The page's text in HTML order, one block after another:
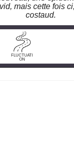
mais cette fois
costaud.
FLUCTUATI
ON